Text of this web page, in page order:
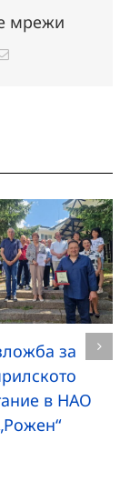
мрежи
Електронна
за
в НАО